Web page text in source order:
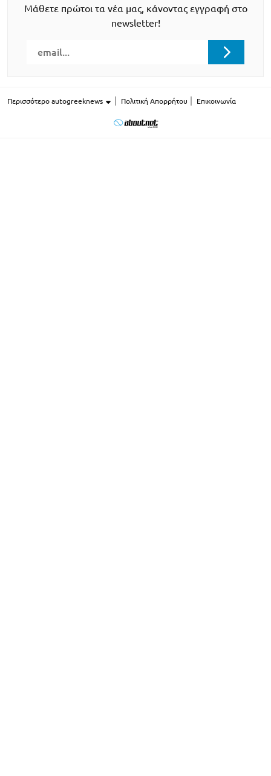
Μάθετε πρώτοι τα νέα μας, κάνοντας εγγραφή στο
newsletter!
Περισσότερο autogreeknews Πολιτική Απορρήτου Επικοινωνία